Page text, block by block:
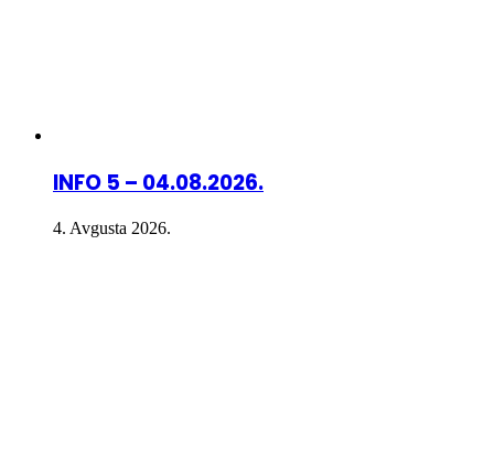
INFO 5 – 04.08.2026.
4. Avgusta 2026.